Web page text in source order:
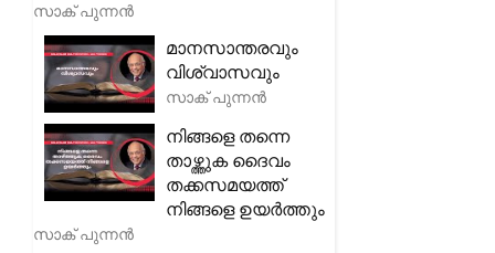
സാക് പുന്നൻ
മാനസാന്തരവും
വിശ്വാസവും
സാക് പുന്നൻ
നിങ്ങളെ തന്നെ
താഴ്ത്തുക ദൈവം
തക്കസമയത്ത്
നിങ്ങളെ ഉയർത്തും
സാക് പുന്നൻ